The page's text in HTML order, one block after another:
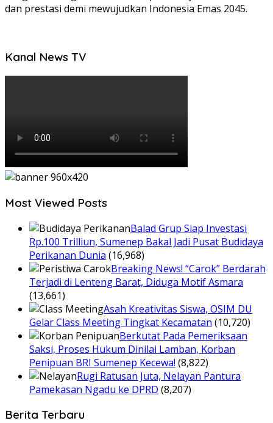
dan prestasi demi mewujudkan Indonesia Emas 2045.
Kanal News TV
Most Viewed Posts
Balad Grup Siap Investasi
Rp.100 Trilliun, Sumenep Bakal Jadi Pusat Budidaya
Perikanan Dunia (16,968)
Breaking News! “Carok” Berdarah
Terjadi di Lenteng Barat, Diduga Motif Asmara
(13,661)
Asah Kreativitas Siswa, OSIM DU
Gelar Class Meeting Tingkat Kecamatan (10,720)
Berkutat Pada Pemeriksaan
Saksi, Proses Hukum Dinilai Lamban, Korban
Penipuan BRI Sumenep Kecewa! (8,822)
Rugi Ratusan Juta, Nelayan Pantura
Pamekasan Ngadu ke DPRD (8,207)
Berita Terbaru